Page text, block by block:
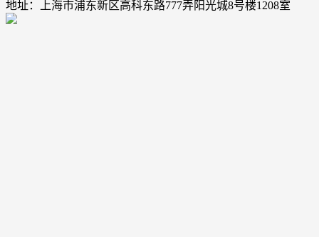
地址：上海市浦东新区高科东路777弄阳光城8号楼1208室